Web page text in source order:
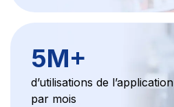
5M+
d’utilisations de l’application
par mois